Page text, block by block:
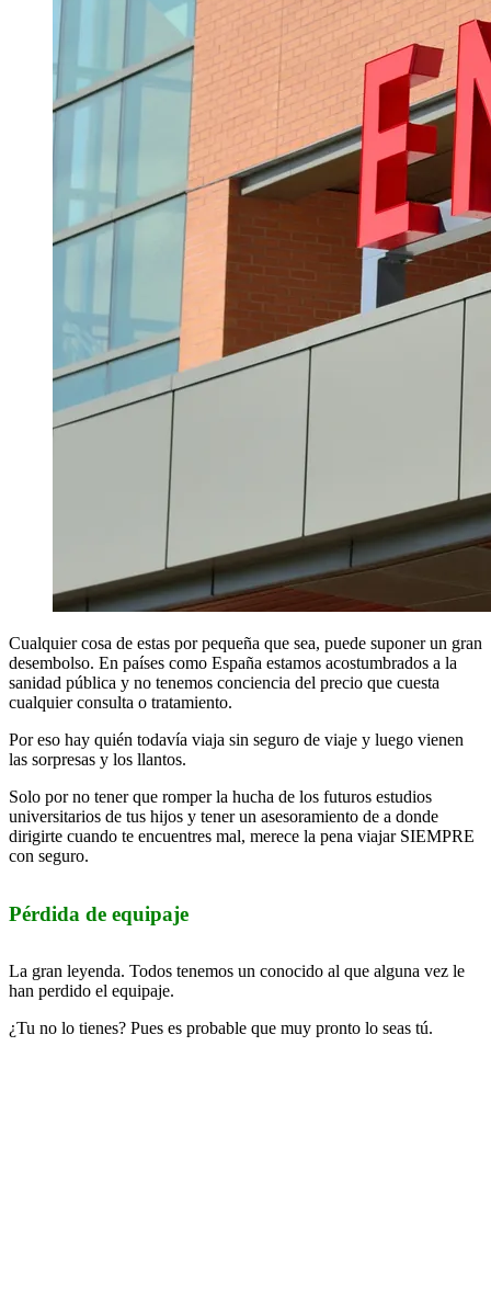
Cualquier cosa de estas por pequeña que sea, puede suponer un gran
desembolso. En países como España estamos acostumbrados a la
sanidad pública y no tenemos conciencia del precio que cuesta
cualquier consulta o tratamiento.
Por eso hay quién todavía viaja sin seguro de viaje y luego vienen
las sorpresas y los llantos.
Solo por no tener que romper la hucha de los futuros estudios
universitarios de tus hijos y tener un asesoramiento de a donde
dirigirte cuando te encuentres mal, merece la pena viajar SIEMPRE
con seguro.
Pérdida de equipaje
La gran leyenda. Todos tenemos un conocido al que alguna vez le
han perdido el equipaje.
¿Tu no lo tienes? Pues es probable que muy pronto lo seas tú.